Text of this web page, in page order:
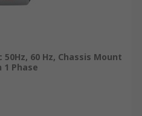
50Hz, 60 Hz, Chassis Mount
1 Phase